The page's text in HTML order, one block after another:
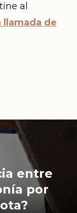
al
llamada de
entre
por